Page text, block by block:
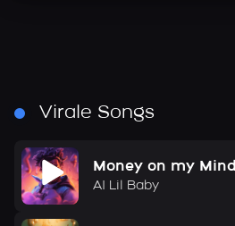
Virale Songs
Money on my Mind
AI Lil Baby